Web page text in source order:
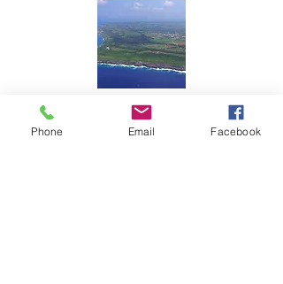
一般社団法人 南大東村観光協会
Phone Email Facebook